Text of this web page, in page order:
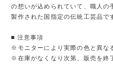
の想いが込められていて、職人の
製作された国指定の伝統工芸品で
■ 注意事項
※モニターにより実際の色と異な
※在庫がなくなり次第、販売を終